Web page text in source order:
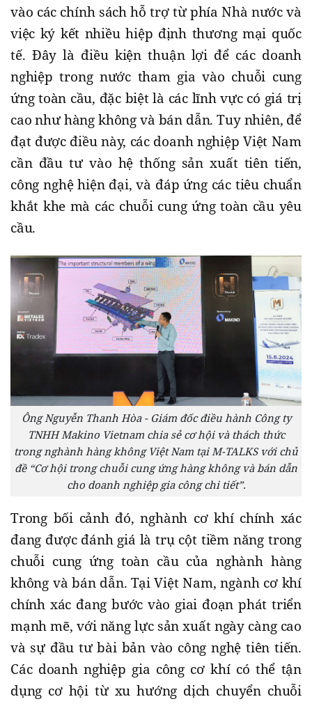
vào các chính sách hỗ trợ từ phía Nhà nước và
việc ký kết nhiều hiệp định thương mại quốc
tế. Đây là điều kiện thuận lợi để các doanh
nghiệp trong nước tham gia vào chuỗi cung
ứng toàn cầu, đặc biệt là các lĩnh vực có giá trị
cao như hàng không và bán dẫn. Tuy nhiên, để
đạt được điều này, các doanh nghiệp Việt Nam
cần đầu tư vào hệ thống sản xuất tiên tiến,
công nghệ hiện đại, và đáp ứng các tiêu chuẩn
khắt khe mà các chuỗi cung ứng toàn cầu yêu
cầu.
Ông Nguyễn Thanh Hòa - Giám đốc điều hành Công ty
TNHH Makino Vietnam chia sẻ cơ hội và thách thức
trong nghành hàng không Việt Nam tại M-TALKS với chủ
đề “Cơ hội trong chuỗi cung ứng hàng không và bán dẫn
cho doanh nghiệp gia công chi tiết”.
Trong bối cảnh đó, nghành cơ khí chính xác
đang được đánh giá là trụ cột tiềm năng trong
chuỗi cung ứng toàn cầu của nghành hàng
không và bán dẫn. Tại Việt Nam, ngành cơ khí
chính xác đang bước vào giai đoạn phát triển
mạnh mẽ, với năng lực sản xuất ngày càng cao
và sự đầu tư bài bản vào công nghệ tiên tiến.
Các doanh nghiệp gia công cơ khí có thể tận
dụng cơ hội từ xu hướng dịch chuyển chuỗi